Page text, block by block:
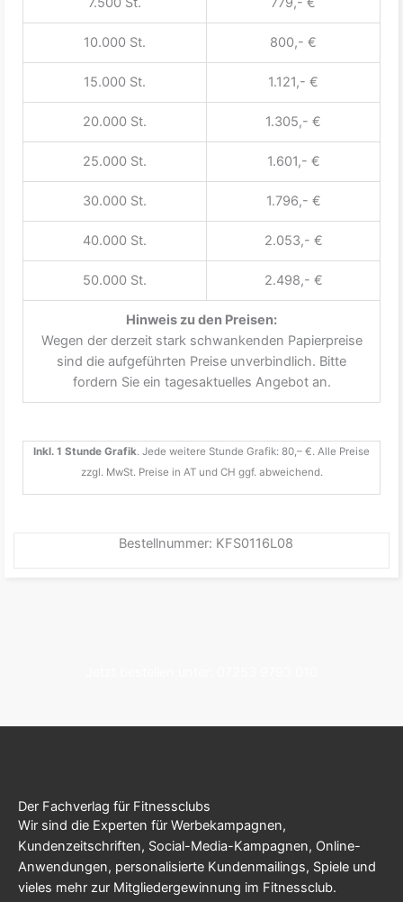
10.000 St. 800,- €
15.000 St. 1.121,- €
20.000 St. 1.305,- €
25.000 St. 1.601,- €
30.000 St. 1.796,- €
40.000 St. 2.053,- €
50.000 St. 2.498,- €
Hinweis zu den Preisen:
Wegen der derzeit stark schwankenden Papierpreise
sind die aufgeführten Preise unverbindlich. Bitte
fordern Sie ein tagesaktuelles Angebot an.
Inkl. 1 Stunde Grafik. Jede weitere Stunde Grafik: 80,– €. Alle Preise
zzgl. MwSt. Preise in AT und CH ggf. abweichend.
Bestellnummer: KFS0116L08
Der Fachverlag für Fitnessclubs
Wir sind die Experten für Werbekampagnen,
Kundenzeitschriften, Social-Media-Kampagnen, Online-
Anwendungen, personalisierte Kundenmailings, Spiele und
vieles mehr zur Mitgliedergewinnung im Fitnessclub.